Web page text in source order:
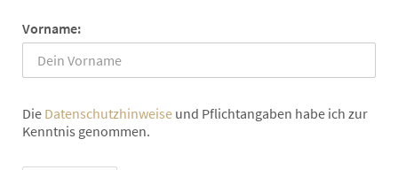
Vorname:
Die Datenschutzhinweise und Pflichtangaben habe ich zur
Kenntnis genommen.